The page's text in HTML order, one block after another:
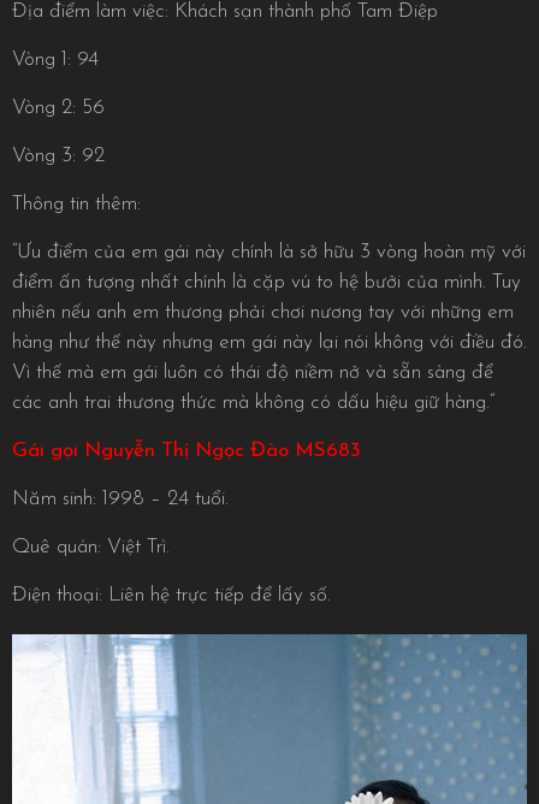
Địa điểm làm việc: Khách sạn thành phố Tam Điệp
Vòng 1: 94
Vòng 2: 56
Vòng 3: 92
Thông tin thêm:
“Ưu điểm của em gái này chính là sở hữu 3 vòng hoàn mỹ với
điểm ấn tượng nhất chính là cặp vú to hệ bưởi của mình. Tuy
nhiên nếu anh em thương phải chơi nương tay với những em
hàng như thế này nhưng em gái này lại nói không với điều đó.
Vì thế mà em gái luôn có thái độ niềm nở và sẵn sàng để
các anh trai thương thức mà không có dấu hiệu giữ hàng.”
Gái gọi Nguyễn Thị Ngọc Đào MS683
Năm sinh: 1998 – 24 tuổi.
Quê quán: Việt Trì.
Điện thoại: Liên hệ trực tiếp để lấy số.